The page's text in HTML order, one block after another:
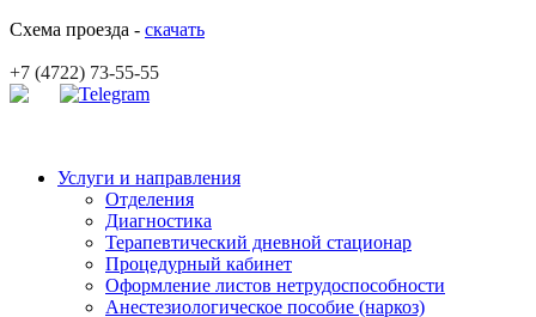
Схема проезда - скачать
+7 (4722) 73-55-55
Услуги и направления
Отделения
Диагностика
Терапевтический дневной стационар
Процедурный кабинет
Оформление листов нетрудоспособности
Анестезиологическое пособие (наркоз)